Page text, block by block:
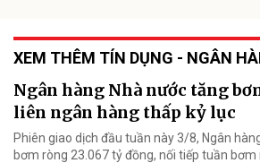
XEM THÊM TÍN DỤNG - NGÂN
Ngân hàng Nhà nước tăng
liên ngân hàng thấp kỷ lục
Phiên giao dịch đầu tuần này 3/8, Ngân
bơm ròng 23.067 tỷ đồng, nối tiếp tuần